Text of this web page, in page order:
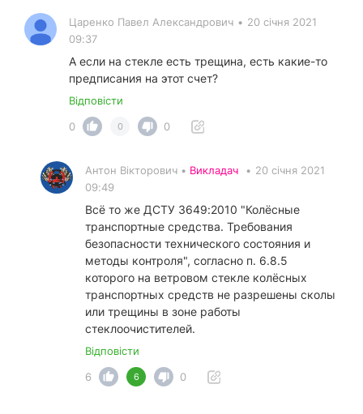
Царенко Павел Александрович • 20 січня 2021
09:37
А если на стекле есть трещина, есть какие-то
предписания на этот счет?
Відповісти
0
0 0
Антон Вікторович • Викладач • 20 січня 2021
09:49
Всё то же ДСТУ 3649:2010 "Колёсные
транспортные средства. Требования
безопасности технического состояния и
методы контроля", согласно п. 6.8.5
которого на ветровом стекле колёсных
транспортных средств не разрешены сколы
или трещины в зоне работы
стеклоочистителей.
Відповісти
6
6 0